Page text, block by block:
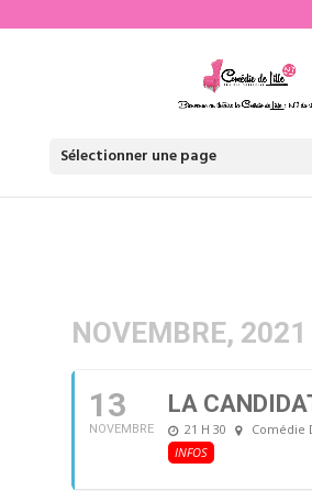
Sélectionner une page
NOVEMBRE, 2021
13
NOVEMBRE
LA
21 H 30
Comédie
INFOS